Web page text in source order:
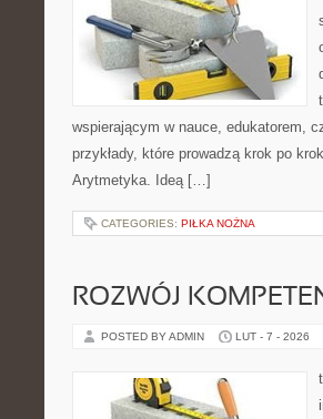
wspierającym w nauce, edukatorem,
przykłady, które prowadzą krok po
Arytmetyka. Ideą […]
CATEGORIES: PIŁKA NOŻNA
ROZWÓJ
POSTED BY ADMIN LUT - 7 - 2026